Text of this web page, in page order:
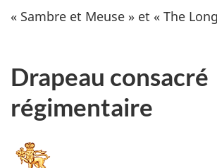
« Sambre et Meuse » et « The
Drapeau consacré
régimentaire